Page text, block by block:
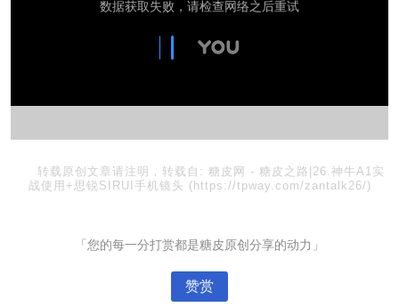
转载原创文章请注明，转载自: 糖皮网 - 糖皮之路|26.神牛A1实
战使用+思锐SIRUI手机镜头 (https://tpway.com/zantalk26/)
「您的每一分打赏都是糖皮原创分享的动力」
赞赏